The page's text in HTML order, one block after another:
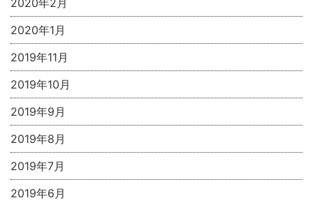
2020年1月
2019年11月
2019年10月
2019年9月
2019年8月
2019年7月
2019年6月